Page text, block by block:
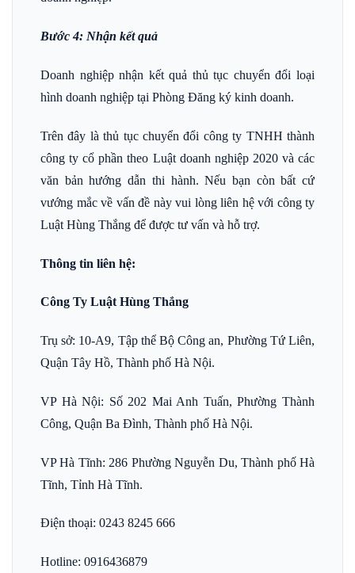
Bước 4: Nhận kết quả
Doanh nghiệp nhận kết quả thủ tục chuyển đổi loại
hình doanh nghiệp tại Phòng Đăng ký kinh doanh.
Trên đây là thủ tục chuyển đổi công ty TNHH thành
công ty cổ phần theo Luật doanh nghiệp 2020 và các
văn bản hướng dẫn thi hành. Nếu bạn còn bất cứ
vướng mắc về vấn đề này vui lòng liên hệ với công ty
Luật Hùng Thắng để được tư vấn và hỗ trợ.
Thông tin liên hệ:
Công Ty Luật Hùng Thắng
Trụ sở: 10-A9, Tập thể Bộ Công an, Phường Tứ Liên,
Quận Tây Hồ, Thành phố Hà Nội.
VP Hà Nội: Số 202 Mai Anh Tuấn, Phường Thành
Công, Quận Ba Đình, Thành phố Hà Nội.
VP Hà Tĩnh: 286 Phường Nguyễn Du, Thành phố Hà
Tĩnh, Tỉnh Hà Tĩnh.
Điện thoại: 0243 8245 666
Hotline: 0916436879